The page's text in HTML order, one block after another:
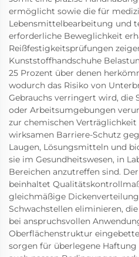
ermöglicht sowie die für
Lebensmittelbearbeitung und
erforderliche Beweglichkeit
Reißfestigkeitsprüfungen
Kunststoffhandschuhe
25 Prozent über denen
wodurch das Risiko von
Gebrauchs verringert wird, die
oder Arbeitsumgebungen
zur chemischen
wirksamen Barriere-Schutz
Laugen, Lösungsmitteln und
sie im Gesundheitswesen, in
Bereichen anzutreffen sind.
beinhaltet
gleichmäßige
Schwachstellen eliminieren,
bei anspruchsvollen
Oberflächenstruktur
sorgen für überlegene